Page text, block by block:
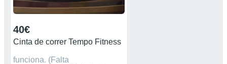
40€
Cinta de correr Tempo Fitness
funciona. (Falta